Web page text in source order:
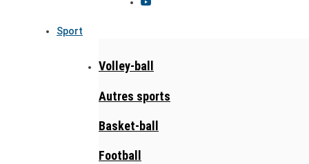
Sport
Volley-ball
Autres sports
Basket-ball
Football